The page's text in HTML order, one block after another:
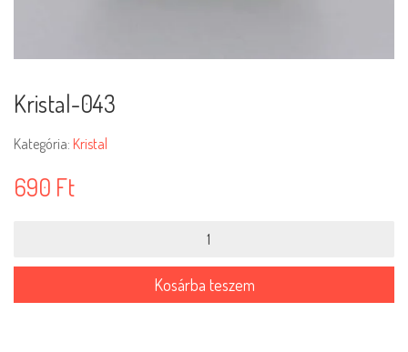
Kristal-043
Kategória: Kristal
690 Ft
mennyiség
Kosárba teszem